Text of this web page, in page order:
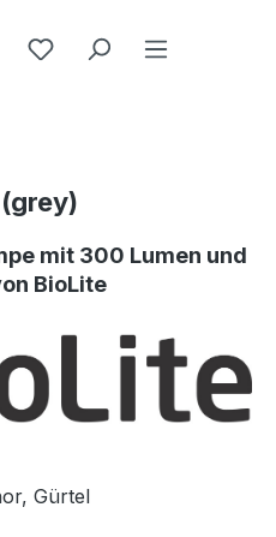
mit 300 Lumen und
BioLite